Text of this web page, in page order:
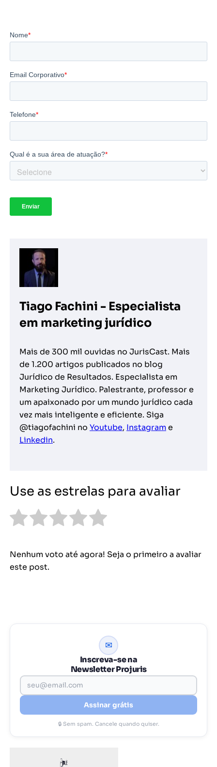
Tiago Fachini - Especialista
em marketing jurídico
Mais de 300 mil ouvidas no JurisCast. Mais
de 1.200 artigos publicados no blog
Jurídico de Resultados. Especialista em
Marketing Jurídico. Palestrante, professor e
um apaixonado por um mundo jurídico cada
vez mais inteligente e eficiente. Siga
@tiagofachini no Youtube, Instagrame
Linkedin.
Use as estrelas para avaliar
Nenhum voto até agora! Seja o primeiro a avaliar
este post.
✉
Inscreva-se na
Newsletter Projuris
Assinar grátis
🔒 Sem spam. Cancele quando quiser.